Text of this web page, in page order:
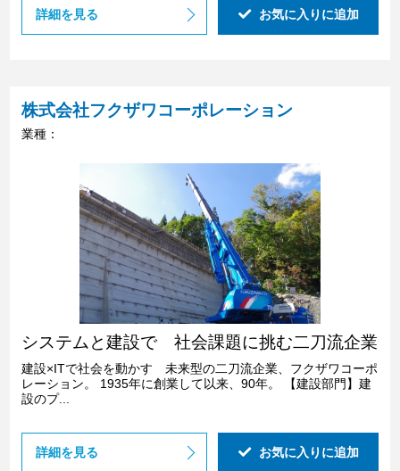
詳細を見る お気に入りに追加
株式会社フクザワコーポレーション
業種：
システムと建設で 社会課題に挑む二刀流企業
建設×ITで社会を動かす 未来型の二刀流企業、フクザワコーポ
レーション。 1935年に創業して以来、90年。 【建設部門】建
設のプ...
詳細を見る お気に入りに追加